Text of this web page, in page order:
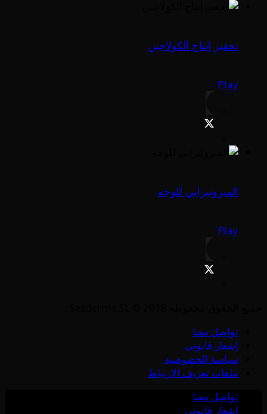
تحفيز إنتاج الكولاجين
Play
الميزوثيرابي للوجه
Play
تواصل معنا
إشعار قانوني
سياسة الخصوصية
ملفات تعريف الارتباط
تواصل معنا
إشعار قانوني